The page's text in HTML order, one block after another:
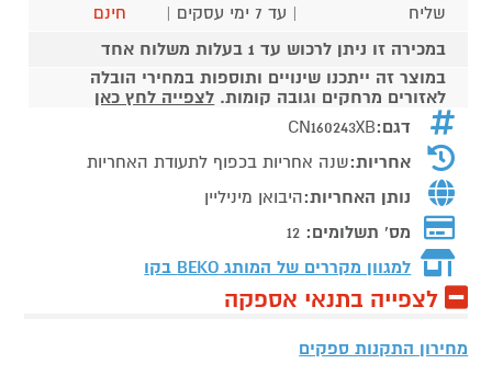
שליח
| עד 7 ימי עסקים |
חינם
במכירה זו ניתן לרכוש עד 1 בעלות משלוח אחד
במוצר זה ייתכנו שינויים ותוספות במחירי הובלה
לאזורים מרחקים וגובה קומות. לצפייה לחץ כאן
דגם:CN160243XB
אחריות:שנה אחריות בכפוף לתעודת האחריות
נותן האחריות:היבואן מיניליין
מס' תשלומים: 12
למגוון מקררים של המותג BEKO בקו
לצפייה בתנאי אספקה
מחירון התקנות ספקים